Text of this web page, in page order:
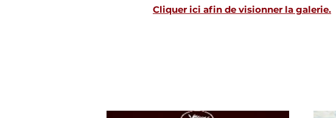
Cliquer ici afin de visionner la galerie.